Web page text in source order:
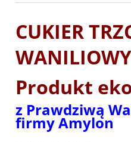
CUKIER
Produkt
z Prawdziwą
firmy Amylon